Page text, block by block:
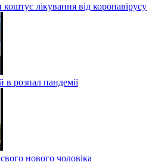
лікування від коронавірусу
в розпал пандемії
нового чоловіка